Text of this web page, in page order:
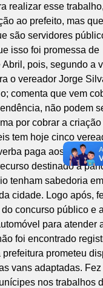
realizar esse
ao prefeito, mas
são servidores
isso foi promessa de
pois, segundo a
o vereador Jorge
comenta que vem
não podem
por cobrar a
tem hoje cinco
paga aos
destinado a
tenham sabedoria em
cidade. Logo após,
concurso público e
para atender
foi encontrado
prometeu
vans adaptadas. Fez
nos trabalhos